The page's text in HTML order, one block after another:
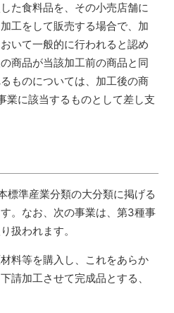
た食料品を、その小売店舗に
工をして販売する場合で、加
いて一般的に行われると認め
商品が当該加工前の商品と同
ものについては、加工後の商
業に該当するものとして差し支
標準産業分類の大分類に掲げる
。なお、次の事業は、第3種事
扱われます。
料等を購入し、これをあらか
請加工させて完成品とする、